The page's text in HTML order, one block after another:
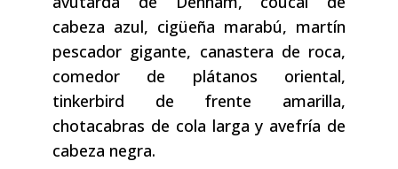
cabeza azul, cigüeña marabú, martín
pescador gigante, canastera de roca,
comedor de plátanos oriental,
tinkerbird de frente amarilla,
chotacabras de cola larga y avefría de
cabeza negra.